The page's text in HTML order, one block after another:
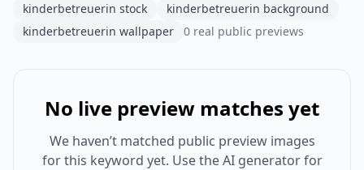
kinderbetreuerin stock
kinderbetreuerin background
kinderbetreuerin wallpaper
0 real public previews
No live preview matches yet
We haven’t matched public preview images
for this keyword yet. Use the AI generator for